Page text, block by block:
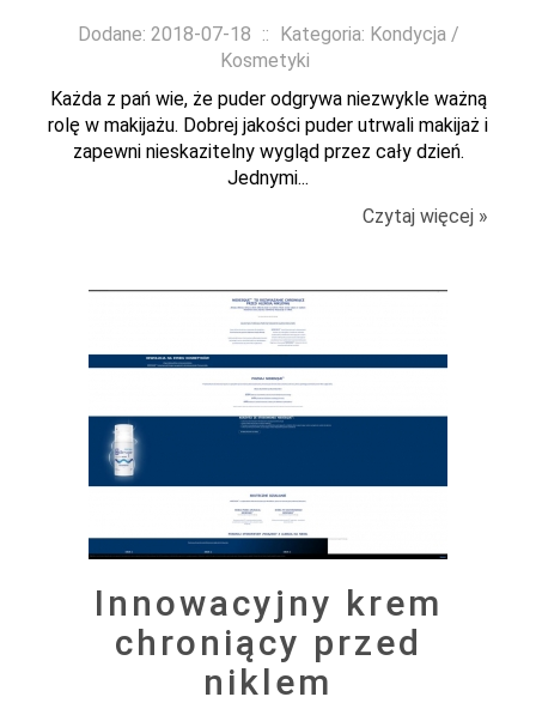
Dodane: 2018-07-18 :: Kategoria: Kondycja /
Kosmetyki
Każda z pań wie, że puder odgrywa niezwykle ważną
rolę w makijażu. Dobrej jakości puder utrwali makijaż i
zapewni nieskazitelny wygląd przez cały dzień.
Jednymi...
Czytaj więcej »
Innowacyjny krem
chroniący przed
niklem